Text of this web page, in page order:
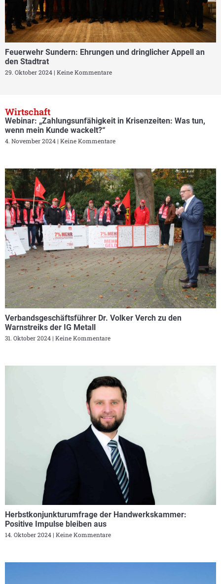
Feuerwehr Sundern: Ehrungen und dringlicher Appell an
den Stadtrat
29. Oktober 2024 Keine Kommentare
Wirtschaft
Webinar: „Zahlungsunfähigkeit in Krisenzeiten: Was tun,
wenn mein Kunde wackelt?“
4. November 2024 Keine Kommentare
Verbandsgeschäftsführer Dr. Volker Verch zu den
Warnstreiks der IG Metall
31. Oktober 2024 Keine Kommentare
Herbstkonjunkturumfrage der Handwerkskammer:
Positive Impulse bleiben aus
14. Oktober 2024 Keine Kommentare